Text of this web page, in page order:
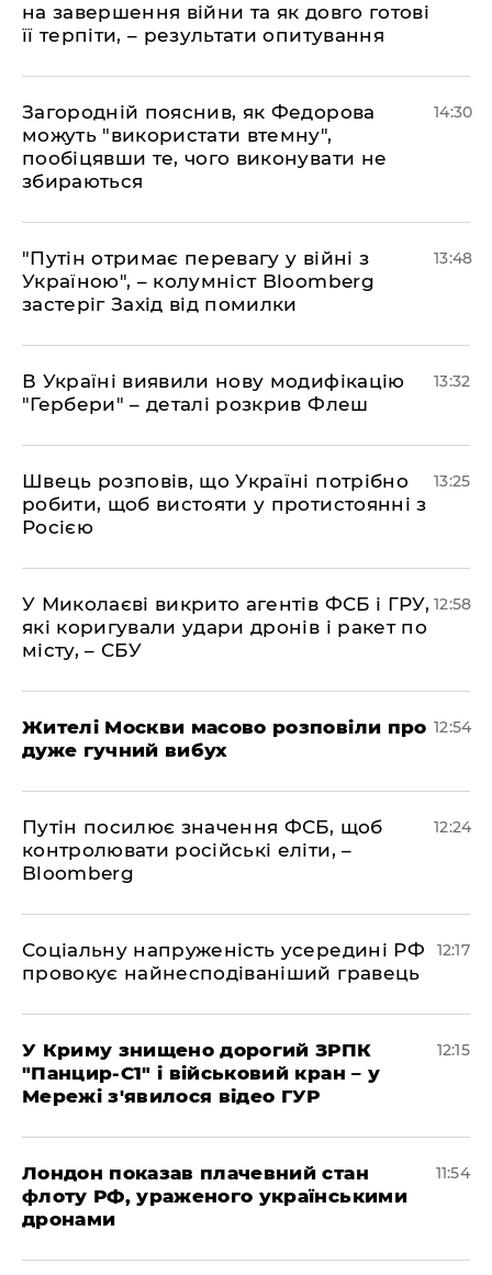
на завершення війни та як довго готові
її терпіти, – результати опитування
Загородній пояснив, як Федорова
можуть "використати втемну",
пообіцявши те, чого виконувати не
збираються
14:30
"Путін отримає перевагу у війні з
Україною", – колумніст Bloomberg
застеріг Захід від помилки
13:48
В Україні виявили нову модифікацію
"Гербери" – деталі розкрив Флеш
13:32
Швець розповів, що Україні потрібно
робити, щоб вистояти у протистоянні з
Росією
13:25
У Миколаєві викрито агентів ФСБ і ГРУ,
які коригували удари дронів і ракет по
місту, – СБУ
12:58
Жителі Москви масово розповіли про
дуже гучний вибух
12:54
Путін посилює значення ФСБ, щоб
контролювати російські еліти, –
Bloomberg
12:24
Соціальну напруженість усередині РФ
провокує найнесподіваніший гравець
12:17
У Криму знищено дорогий ЗРПК
"Панцир-С1" і військовий кран – у
Мережі з'явилося відео ГУР
12:15
Лондон показав плачевний стан
флоту РФ, ураженого українськими
дронами
11:54